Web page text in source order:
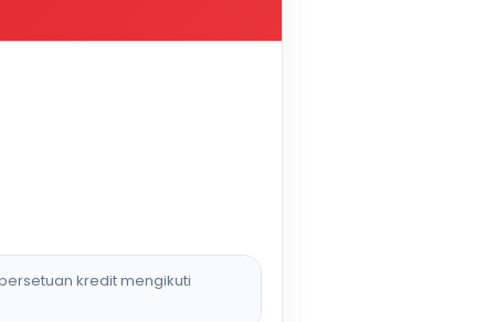
kredit mengikuti